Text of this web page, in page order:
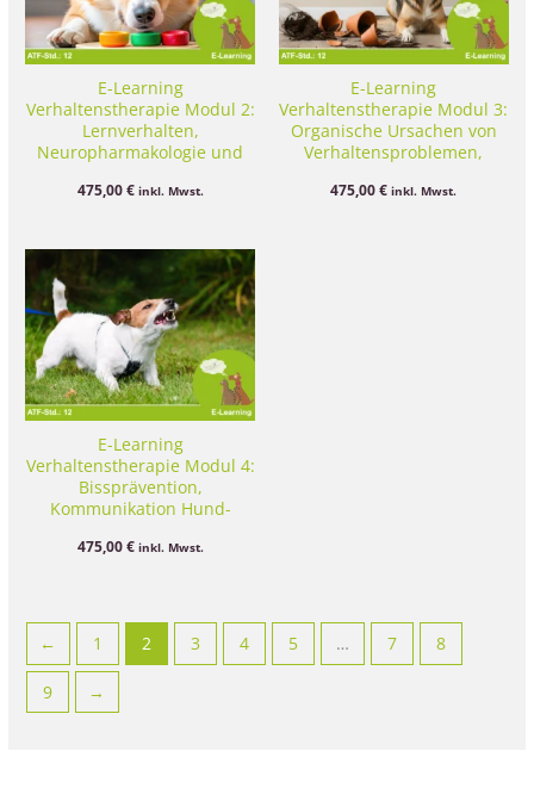
E-Learning
Verhaltenstherapie Modul 2:
Lernverhalten,
Neuropharmakologie und
und tierartübergreifend)
475,00€ inkl. Mwst.
E-Learning
Verhaltenstherapie Modul 3:
Organische Ursachen von
Verhaltensproblemen,
(Anamnese)
475,00€ inkl. Mwst.
E-Learning
Verhaltenstherapie Modul 4:
Bissprävention,
Kommunikation Hund-
Hunden
475,00€ inkl. Mwst.
← 1 2 3 4 5 … 7 8
9 →